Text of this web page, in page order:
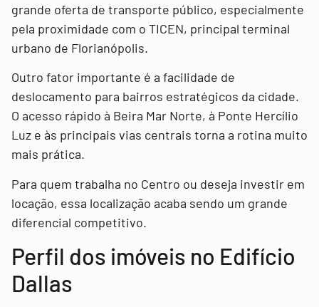
grande oferta de transporte público, especialmente
pela proximidade com o TICEN, principal terminal
urbano de Florianópolis.
Outro fator importante é a facilidade de
deslocamento para bairros estratégicos da cidade.
O acesso rápido à Beira Mar Norte, à Ponte Hercílio
Luz e às principais vias centrais torna a rotina muito
mais prática.
Para quem trabalha no Centro ou deseja investir em
locação, essa localização acaba sendo um grande
diferencial competitivo.
Perfil dos imóveis no Edifício
Dallas